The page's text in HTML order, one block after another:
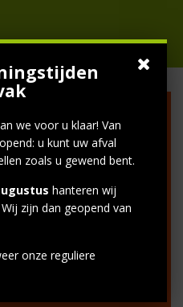
we voor u klaar! Van
u kunt uw afval
zoals u gewend bent.
hanteren wij
zijn dan geopend van
onze reguliere